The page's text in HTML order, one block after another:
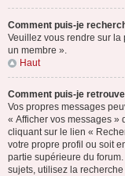
Comment puis-je
Veuillez vous rendre sur
un membre ».
Haut
Comment puis-je
Vos propres messages
« Afficher vos messages »
cliquant sur le lien «
votre propre profil ou soit
partie supérieure du
sujets, utilisez la